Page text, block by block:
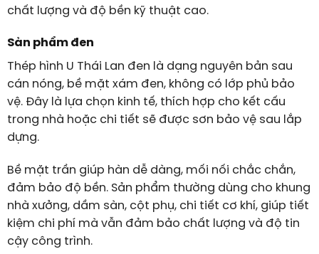
chất lượng và độ bền kỹ thuật cao.
Sản phẩm đen
Thép hình U Thái Lan đen là dạng nguyên bản sau
cán nóng, bề mặt xám đen, không có lớp phủ bảo
vệ. Đây là lựa chọn kinh tế, thích hợp cho kết cấu
trong nhà hoặc chi tiết sẽ được sơn bảo vệ sau lắp
dựng.
Bề mặt trần giúp hàn dễ dàng, mối nối chắc chắn,
đảm bảo độ bền. Sản phẩm thường dùng cho khung
nhà xưởng, dầm sàn, cột phụ, chi tiết cơ khí, giúp tiết
kiệm chi phí mà vẫn đảm bảo chất lượng và độ tin
cậy công trình.